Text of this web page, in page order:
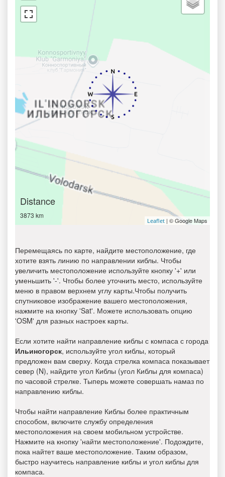
Distance
3873 km
Leaflet | © Google Maps
Перемещаясь по карте, найдите местоположение, где
хотите взять линию по направлении киблы. Чтобы
увеличить местоположение используйте кнопку '+' или
уменьшить '-'. Чтобы более уточнить место, используйте
меню в правом верхнем углу карты.Чтобы получить
спутниковое изображение вашего местоположения,
нажмите на кнопку 'Sat'. Можете использовать опцию
'OSM' для разных настроек карты.
Если хотите найти направление киблы с компаса с города
Ильиногорск, используйте угол киблы, который
предложен вам сверху. Когда стрелка компаса показывает
север (N), найдите угол Киблы (угол Киблы для компаса)
по часовой стрелке. Тыперь можете совершать намаз по
направлению киблы.
Чтобы найти направление Киблы более практичным
способом, включите службу определения
местоположения на своем мобильном устройстве.
Нажмите на кнопку 'найти местоположение'. Подождите,
пока найтет ваше местоположение. Таким образом,
быстро научитесь направление киблы и угол киблы для
компаса.